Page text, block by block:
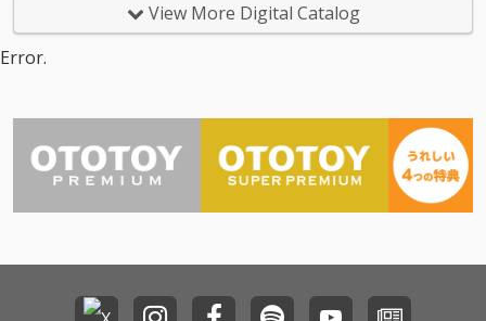
View More Digital Catalog
Error.